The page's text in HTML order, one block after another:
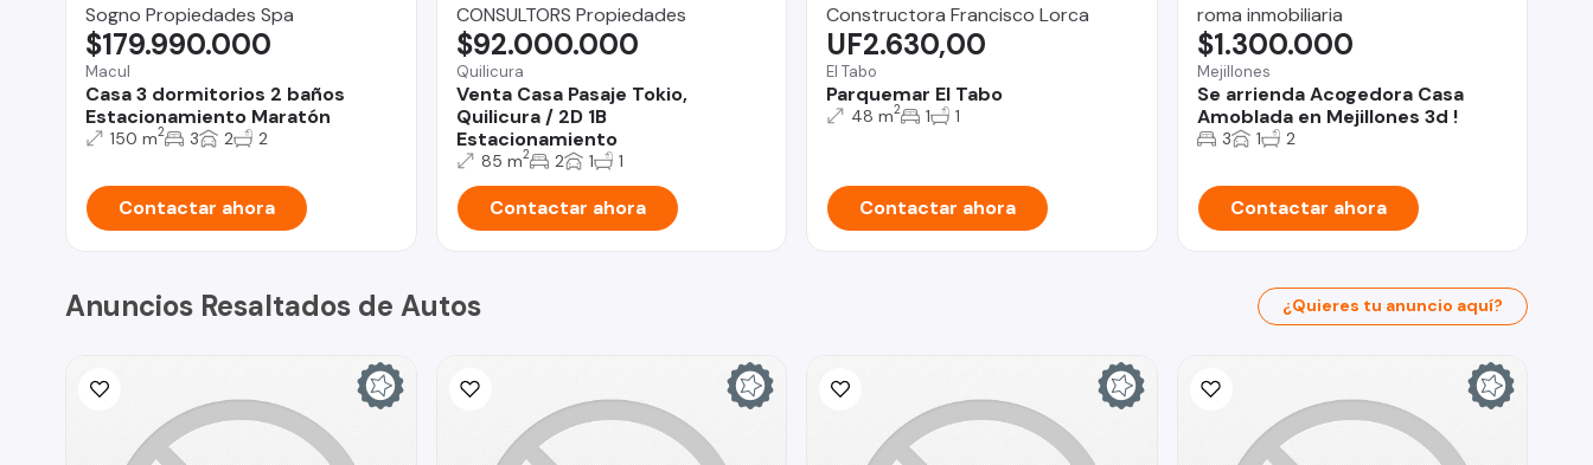
Sogno Propiedades Spa
Macul
Casa 3 dormitorios 2 baños
Estacionamiento Maratón
$179.990.000
150 m2 3 2 2
Contactar ahora
CONSULTORS Propiedades
Quilicura
Venta Casa Pasaje Tokio,
Quilicura / 2D 1B
Estacionamiento
$92.000.000
85 m2 2 1 1
Contactar ahora
Constructora Francisco Lorca
El Tabo
Parquemar El Tabo
UF2.630,00
48 m2 1 1
Contactar ahora
roma inmobiliaria
Mejillones
Se arrienda Acogedora Casa
Amoblada en Mejillones 3d !
$1.300.000
3 1 2
Contactar ahora
Anuncios Resaltados de Autos ¿Quieres tu anuncio aquí?